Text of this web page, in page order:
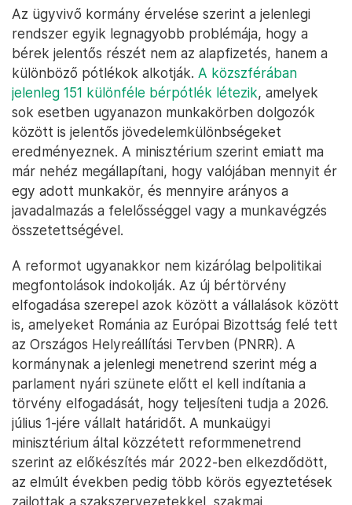
Az ügyvivő kormány érvelése szerint a jelenlegi
rendszer egyik legnagyobb problémája, hogy a
bérek jelentős részét nem az alapfizetés, hanem a
különböző pótlékok alkotják. A közszférában
jelenleg 151 különféle bérpótlék létezik, amelyek
sok esetben ugyanazon munkakörben dolgozók
között is jelentős jövedelemkülönbségeket
eredményeznek. A minisztérium szerint emiatt ma
már nehéz megállapítani, hogy valójában mennyit ér
egy adott munkakör, és mennyire arányos a
javadalmazás a felelősséggel vagy a munkavégzés
összetettségével.
A reformot ugyanakkor nem kizárólag belpolitikai
megfontolások indokolják. Az új bértörvény
elfogadása szerepel azok között a vállalások között
is, amelyeket Románia az Európai Bizottság felé tett
az Országos Helyreállítási Tervben (PNRR). A
kormánynak a jelenlegi menetrend szerint még a
parlament nyári szünete előtt el kell indítania a
törvény elfogadását, hogy teljesíteni tudja a 2026.
július 1-jére vállalt határidőt. A munkaügyi
minisztérium által közzétett reformmenetrend
szerint az előkészítés már 2022-ben elkezdődött,
az elmúlt években pedig több körös egyeztetések
zajlottak a szakszervezetekkel, szakmai